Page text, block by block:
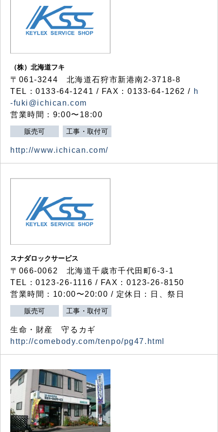
（株）北海道フキ
〒061-3244 北海道石狩市新港南2-3718-8
TEL：0133-64-1241 / FAX：0133-64-1262 / h
-fuki@ichican.com
営業時間：9:00〜18:00
販売可 工事・取付可
http://www.ichican.com/
スナダロックサービス
〒066-0062 北海道千歳市千代田町6-3-1
TEL：0123-26-1116 / FAX：0123-26-8150
営業時間：10:00〜20:00 / 定休日：日、祭日
販売可 工事・取付可
生命・財産 守るカギ
http://comebody.com/tenpo/pg47.html